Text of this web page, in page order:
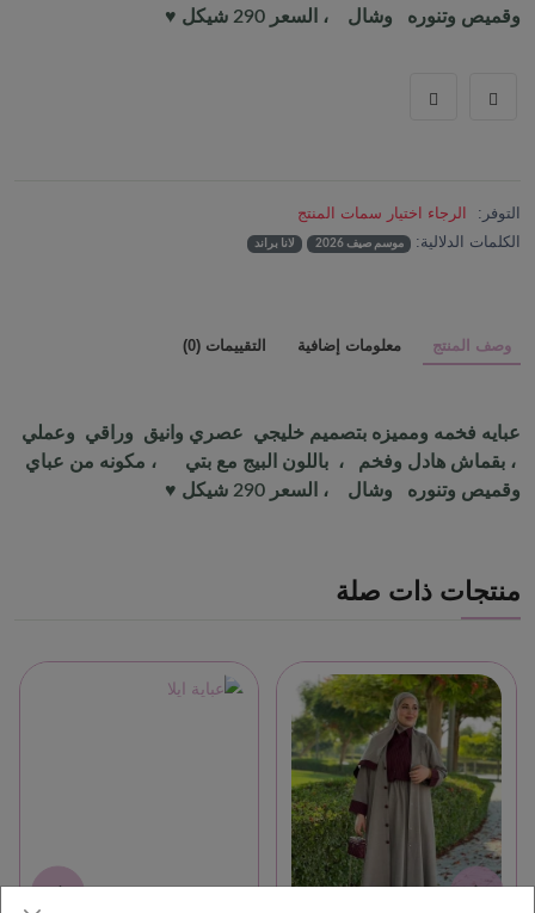
وقميص وتنوره وشال ، السعر 290 شيكل ♥️
التوفر:
الرجاء اختيار سمات المنتج
الكلمات الدلالية:
موسم صيف 2026 لانا براند
وصف المنتج معلومات إضافية التقييمات (0)
عبايه فخمه ومميزه بتصميم خليجي عصري وانيق وراقي وعملي
، بقماش هادل وفخم ، باللون البيج مع بتي ، مكونه من عباي
وقميص وتنوره وشال ، السعر 290 شيكل ♥️
منتجات ذات صلة